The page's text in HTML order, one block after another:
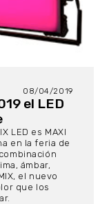
08/04/2019
el LED
LED es MAXI
en la feria de
ámbar,
el nuevo
que los